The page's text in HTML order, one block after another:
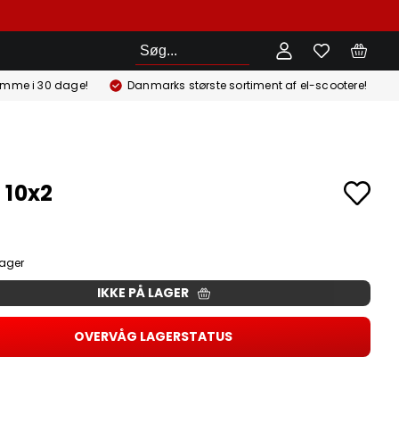
Søg
i 30 dage! Danmarks største sortiment af el-scootere!
IKKE PÅ LAGER
OVERVÅG LAGERSTATUS